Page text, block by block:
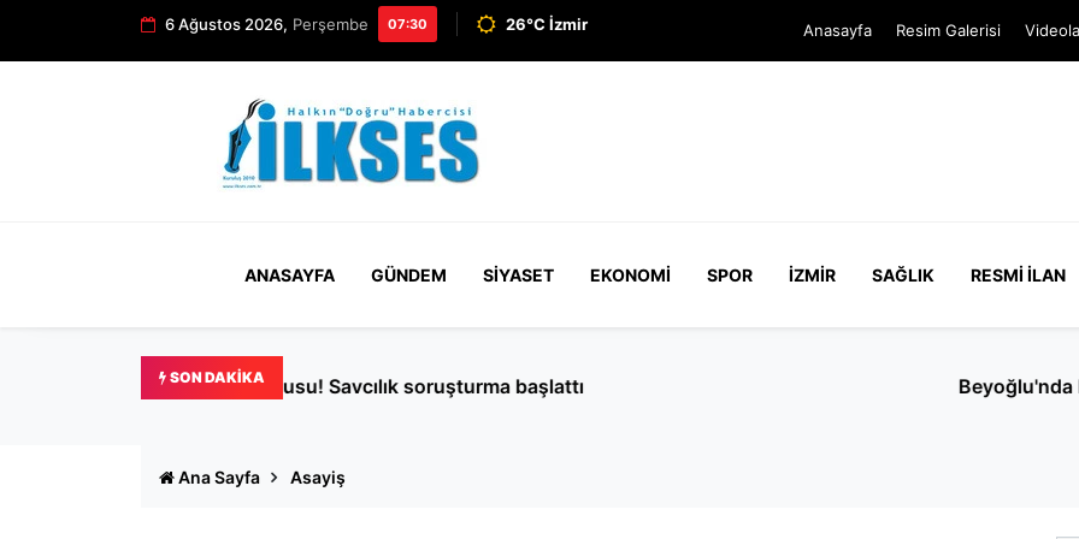
6 Ağustos 2026, Perşembe 07:30 26°C İzmir Anasayfa Resim Galerisi
ANASAYFA GÜNDEM SIYASET EKONOMI SPOR İZMIR SAĞLIK RESMI İLAN
SON DAKIKA Beyoğlu'nda köpek kavgası kanlı bitti: Pıtbull'un sahibi 3 yerinden bıçaklandı
Ana Sayfa Asayiş